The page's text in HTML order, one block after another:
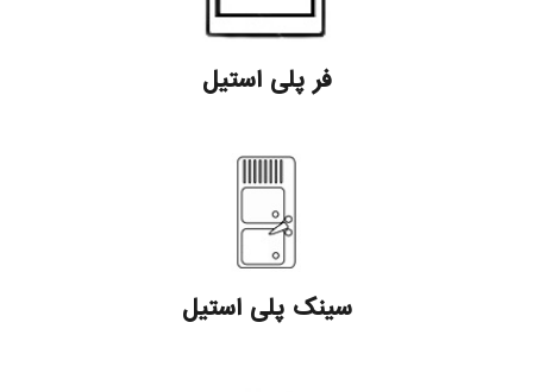
فر پلی استیل
سینک پلی استیل